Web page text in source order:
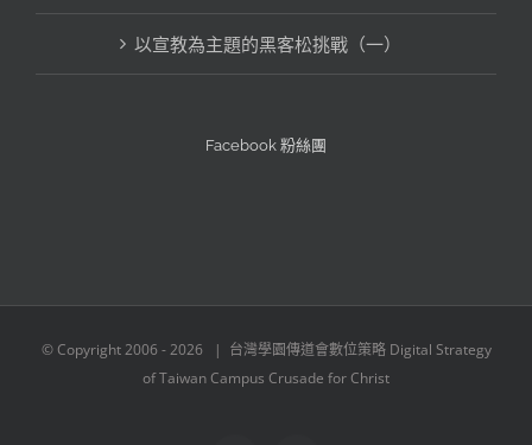
以宣教為主題的黑客松挑戰（一）
Facebook 粉絲團
© Copyright 2006 -2026 | 台灣學園傳道會數位策略 Digital Strategy
of Taiwan Campus Crusade for Christ